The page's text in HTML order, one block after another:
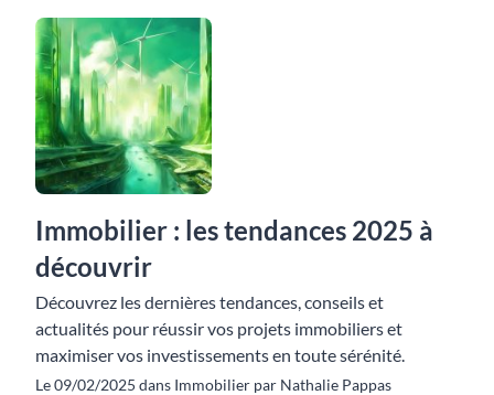
Immobilier : les tendances 2025 à
découvrir
Découvrez les dernières tendances, conseils et
actualités pour réussir vos projets immobiliers et
maximiser vos investissements en toute sérénité.
Le 09/02/2025 dans Immobilier par Nathalie Pappas